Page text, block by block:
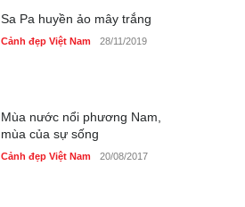
Cảnh đẹp Việt Nam 24/04/2020
Sa Pa huyền ảo mây trắng
Cảnh đẹp Việt Nam 28/11/2019
Mùa nước nổi phương Nam,
mùa của sự sống
Cảnh đẹp Việt Nam 20/08/2017